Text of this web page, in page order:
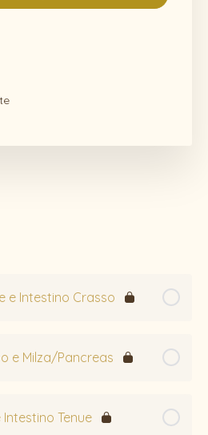
e Intestino Crasso
e Milza/Pancreas
Tenue